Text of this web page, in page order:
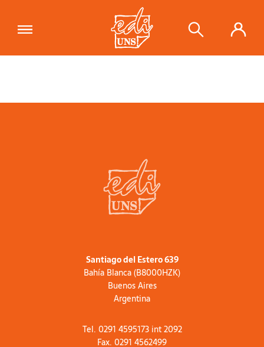
Santiago del Estero 639
Bahía Blanca (B8000HZK)
Buenos Aires
Argentina
Tel. 0291 4595173 int 2092
Fax. 0291 4562499